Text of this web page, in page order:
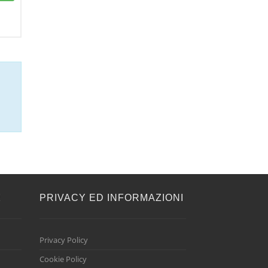
PRIVACY ED INFORMAZIONI
Privacy Policy
Cookie Policy